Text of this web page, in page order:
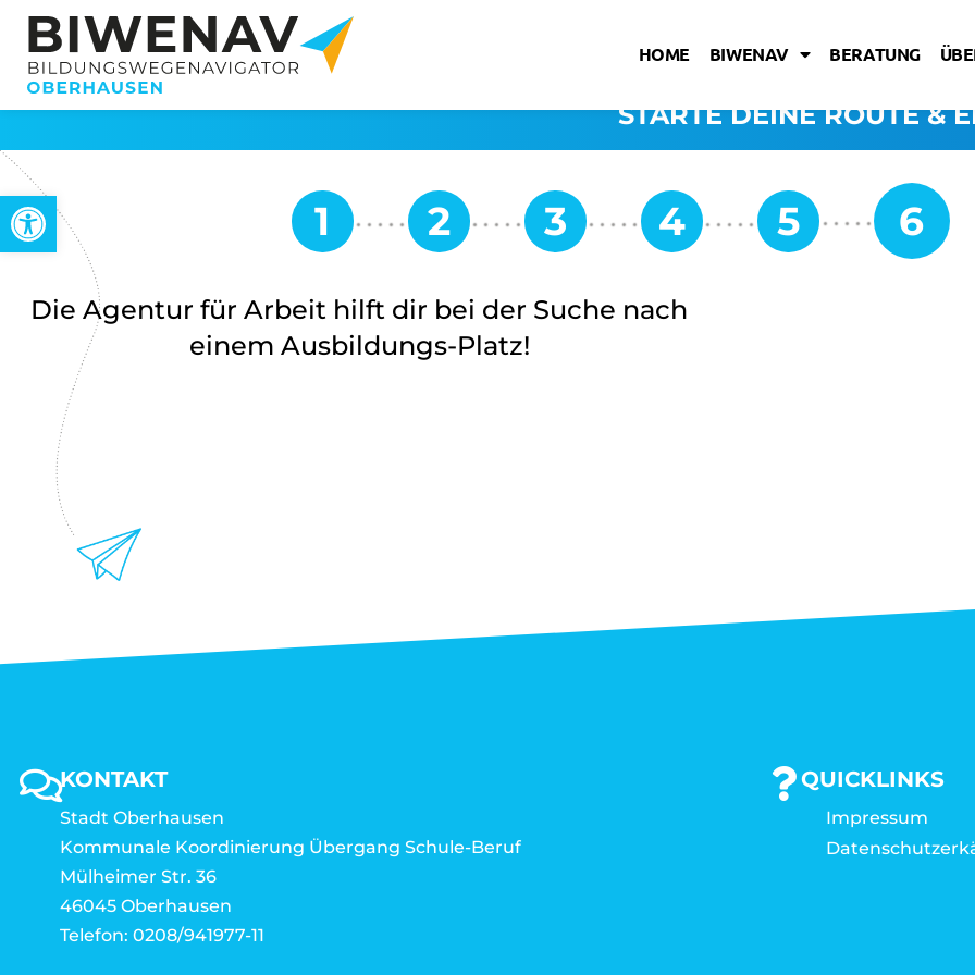
Werkzeugleiste öffnen
HOME BIWENAV BERATUNG
STARTE DEINE ROUTE &
Die Agentur für Arbeit hilft dir bei der Suche nach
einem Ausbildungs-Platz!
KONTAKT
Stadt Oberhausen
Kommunale Koordinierung Übergang Schule-Beruf
Mülheimer Str. 36
46045 Oberhausen
Telefon: 0208/941977-11
QUICKLINKS
Impressum